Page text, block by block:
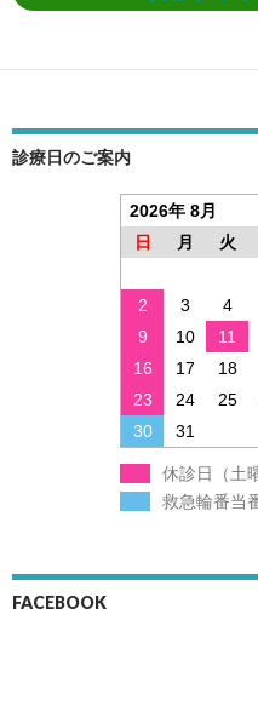
キ
診療日のご案内
2026年 8月
日
月 火
2
3 4
9
10 11
16
17 18
23
24 25
30
31
休診日（土
救急輪番当
FACEBOOK